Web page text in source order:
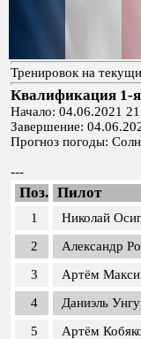
Тренировок на
Квалификация 1-я
Начало: 04.06.2021
Завершение:
Прогноз погоды:
---
Поз. Пилот
1 Николай
2
Александр
3
Артём
4
Даниэль
5
Артём